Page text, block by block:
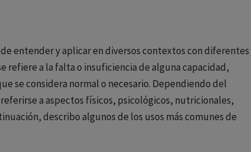
entender y aplicar en diversos contextos con diferentes
refiere a la falta o insuficiencia de alguna capacidad,
se considera normal o necesario. Dependiendo del
a aspectos físicos, psicológicos, nutricionales,
describo algunos de los usos más comunes de